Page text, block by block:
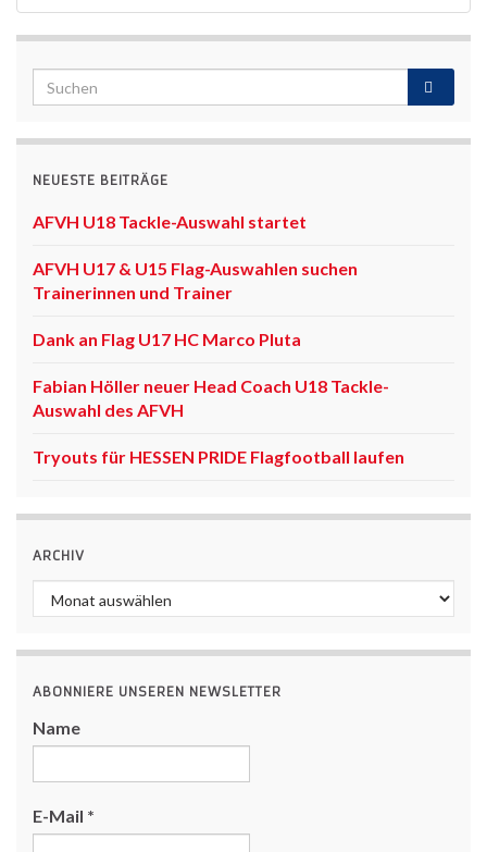
NEUESTE BEITRÄGE
AFVH U18 Tackle-Auswahl startet
AFVH U17 & U15 Flag-Auswahlen suchen
Trainerinnen und Trainer
Dank an Flag U17 HC Marco Pluta
Fabian Höller neuer Head Coach U18 Tackle-
Auswahl des AFVH
Tryouts für HESSEN PRIDE Flagfootball laufen
ARCHIV
Archiv
ABONNIERE UNSEREN NEWSLETTER
Name
E-Mail *